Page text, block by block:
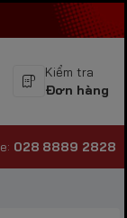
Kiểm tra
Đơn hàng
028 8889 2828